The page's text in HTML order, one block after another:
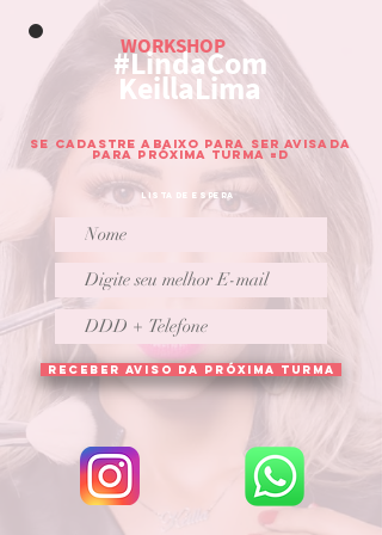
#LindaCom
KeillaLima
WORKSHOP
Lista de Espera
RECEBER AVISO DA PRÓXIMA TURMA
Se cadastre abaixo para Ser Avisada
para próxima turma =D